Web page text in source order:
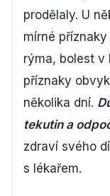
prodělaly. U
mírné
rýma, bolest v
příznaky
několika dní.
tekutin a
zdraví svého
s lékařem.